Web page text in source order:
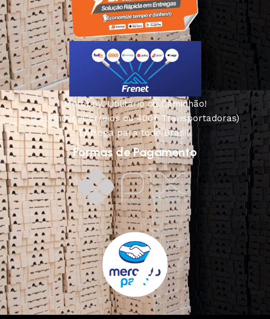
Motoboy, Utilitário ou Caminhão!
(Lalamove, Correios ou 400+ Transportadoras)
Entrega para todo Brasil!
Formas de Pagamento